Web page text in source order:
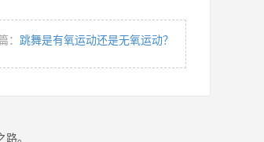
： 跳舞是有氧运动还是无氧运动？
。